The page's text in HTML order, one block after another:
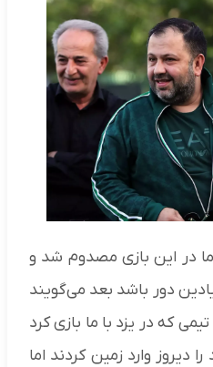
ما در این بازی مصدوم شد و
دور باشد بعد می‌گویند
که در یزد با ما بازی کرد
وارد زمین کردند اما